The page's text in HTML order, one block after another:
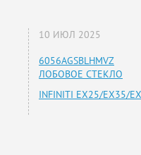
10 ИЮЛ 2025
6056AGSBLHMVZ
ЛОБОВОЕ СТЕКЛО
INFINITI EX25/EX35/